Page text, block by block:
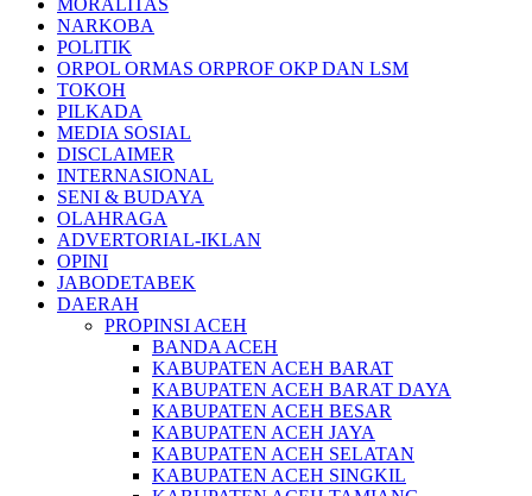
MORALITAS
NARKOBA
POLITIK
ORPOL ORMAS ORPROF OKP DAN LSM
TOKOH
PILKADA
MEDIA SOSIAL
DISCLAIMER
INTERNASIONAL
SENI & BUDAYA
OLAHRAGA
ADVERTORIAL-IKLAN
OPINI
JABODETABEK
DAERAH
PROPINSI ACEH
BANDA ACEH
KABUPATEN ACEH BARAT
KABUPATEN ACEH BARAT DAYA
KABUPATEN ACEH BESAR
KABUPATEN ACEH JAYA
KABUPATEN ACEH SELATAN
KABUPATEN ACEH SINGKIL